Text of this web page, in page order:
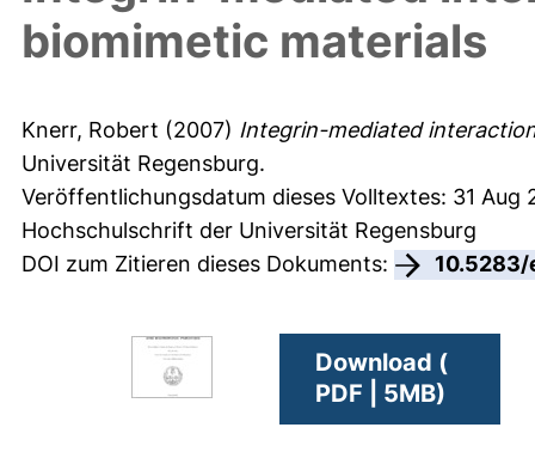
biomimetic materials
Knerr, Robert (2007) Integrin-mediated
Universität Regensburg.
Veröffentlichungsdatum dieses Volltextes: 31 Aug
Hochschulschrift der Universität Regensburg
DOI zum Zitieren dieses Dokuments:
10.5283/
Download (
PDF | 5MB)